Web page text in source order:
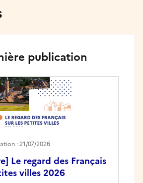
publication
Le regard des Français
villes 2026
: 21/07/2026